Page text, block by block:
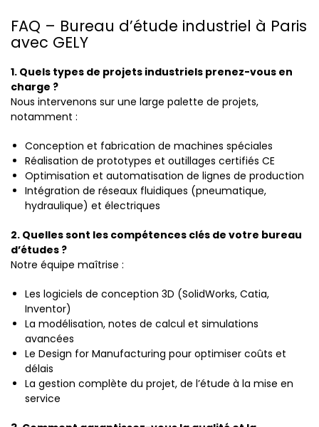
FAQ – Bureau d’étude industriel à Paris
avec GELY
1. Quels types de projets industriels prenez-vous en
charge ?
Nous intervenons sur une large palette de projets,
notamment :
Conception et fabrication de machines spéciales
Réalisation de prototypes et outillages certifiés CE
Optimisation et automatisation de lignes de production
Intégration de réseaux fluidiques (pneumatique,
hydraulique) et électriques
2. Quelles sont les compétences clés de votre bureau
d’études ?
Notre équipe maîtrise :
Les logiciels de conception 3D (SolidWorks, Catia,
Inventor)
La modélisation, notes de calcul et simulations
avancées
Le Design for Manufacturing pour optimiser coûts et
délais
La gestion complète du projet, de l’étude à la mise en
service